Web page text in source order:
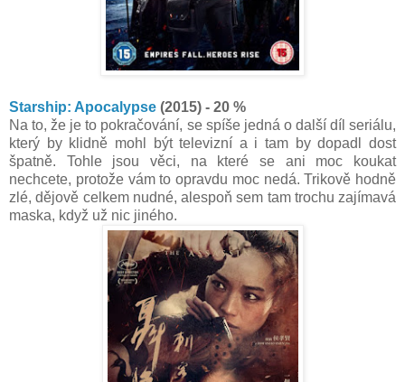
Starship: Apocalypse (2015) - 20 %
Na to, že je to pokračování, se spíše jedná o další díl seriálu,
který by klidně mohl být televizní a i tam by dopadl dost
špatně. Tohle jsou věci, na které se ani moc koukat
nechcete, protože vám to opravdu moc nedá. Trikově hodně
zlé, dějově celkem nudné, alespoň sem tam trochu zajímavá
maska, když už nic jiného.